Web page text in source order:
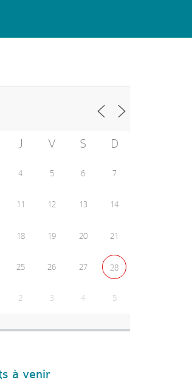
J V S D
4 5 6 7
11 12 13 14
18 19 20 21
25 26 27 28
2 3 4 5
à venir